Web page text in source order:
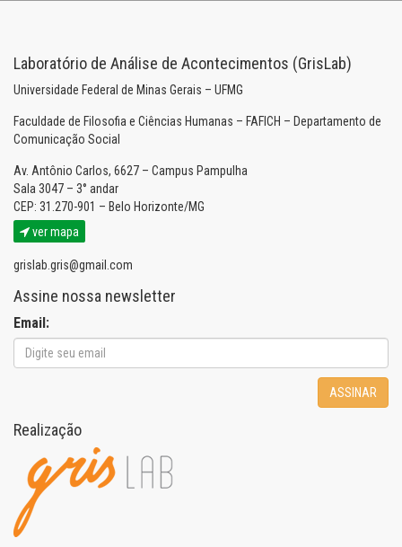
Laboratório de Análise de Acontecimentos (GrisLab)
Universidade Federal de Minas Gerais – UFMG
Faculdade de Filosofia e Ciências Humanas – FAFICH – Departamento de
Comunicação Social
Av. Antônio Carlos, 6627 – Campus Pampulha
Sala 3047 – 3° andar
CEP: 31.270-901 – Belo Horizonte/MG
ver mapa
grislab.gris@gmail.com
Assine nossa newsletter
Email:
ASSINAR
Realização